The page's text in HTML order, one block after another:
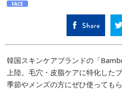
FACE
韓国スキンケアブランドの「
上陸。毛穴・皮脂ケアに特化した
季節やメンズの方にぜひ使っても